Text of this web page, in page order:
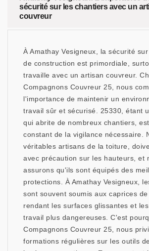
sécurité sur les chantiers avec un
couvreur
À Amathay Vesigneux, la sécurité
de construction est primordiale,
travaille avec un artisan couvreur.
Compagnons Couvreur 25, nous
l'importance de maintenir un
travail sûr et sécurisé. 25330, étant
qui abrite de nombreux chantiers,
constant de la vigilance nécessaire.
véritables artisans de la toiture,
avec précaution sur les hauteurs, et
assurons qu'ils sont équipés des
protections. À Amathay Vesigneux,
sont souvent soumis aux caprices
rendant les surfaces glissantes et
travail plus dangereuses. C'est
Compagnons Couvreur 25, nous
formations régulières sur les outils